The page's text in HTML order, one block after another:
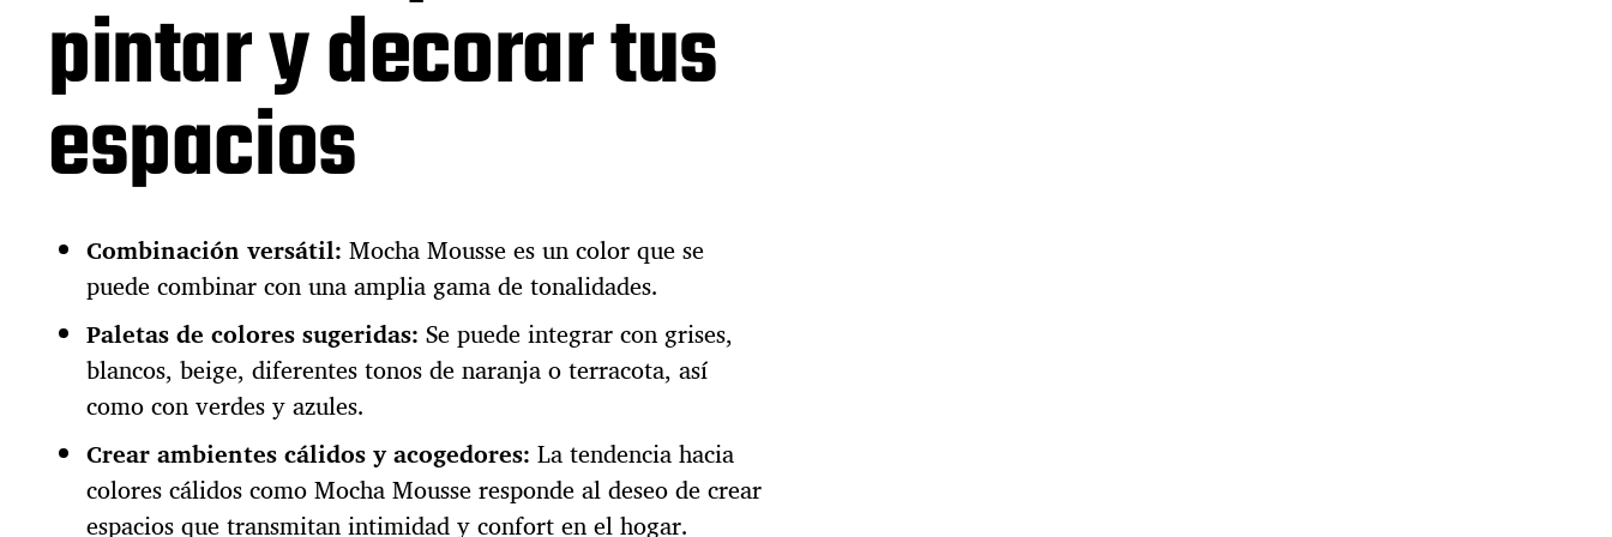
a
d
i
ó
d
e
i
t
e
r
i
pintar y decorar tus
espacios
Combinación versátil: Mocha Mousse es un color que se
puede combinar con una amplia gama de tonalidades.
Paletas de colores sugeridas: Se puede integrar con grises,
blancos, beige, diferentes tonos de naranja o terracota, así
como con verdes y azules.
Crear ambientes cálidos y acogedores: La tendencia hacia
colores cálidos como Mocha Mousse responde al deseo de crear
espacios que transmitan intimidad y confort en el hogar.